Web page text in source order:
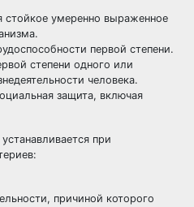
стойкое умеренно выраженное
первой степени.
степени одного или
человека.
защита, включая
при
причиной которого